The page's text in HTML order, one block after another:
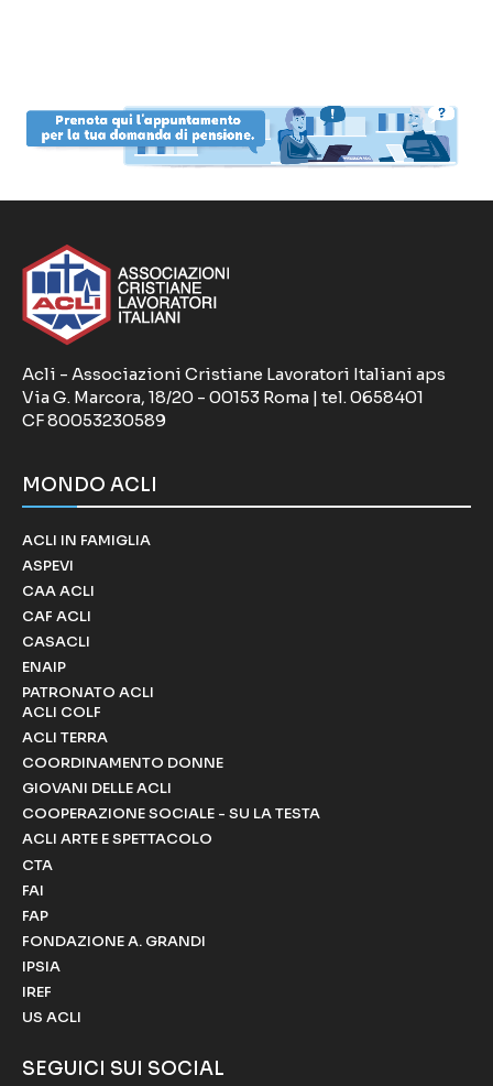
Acli - Associazioni Cristiane Lavoratori Italiani aps
Via G. Marcora, 18/20 - 00153 Roma | tel. 0658401
CF 80053230589
MONDO ACLI
ACLI IN FAMIGLIA
ASPEVI
CAA ACLI
CAF ACLI
CASACLI
ENAIP
PATRONATO ACLI
ACLI COLF
ACLI TERRA
COORDINAMENTO DONNE
GIOVANI DELLE ACLI
COOPERAZIONE SOCIALE - SU LA TESTA
ACLI ARTE E SPETTACOLO
CTA
FAI
FAP
FONDAZIONE A. GRANDI
IPSIA
IREF
US ACLI
SEGUICI SUI SOCIAL